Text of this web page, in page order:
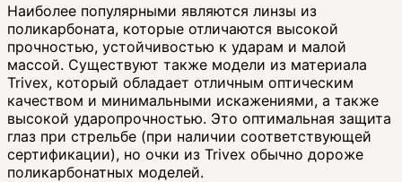
Наиболее популярными являются линзы из
поликарбоната, которые отличаются высокой
прочностью, устойчивостью к ударам и малой
массой. Существуют также модели из материала
Trivex, который обладает отличным оптическим
качеством и минимальными искажениями, а также
высокой ударопрочностью. Это оптимальная защита
глаз при стрельбе (при наличии соответствующей
сертификации), но очки из Trivex обычно дороже
поликарбонатных моделей.